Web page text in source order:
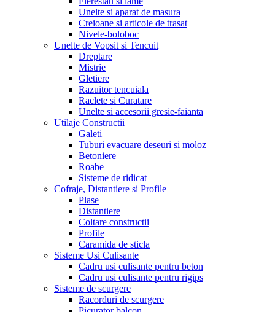
Unelte si aparat de masura
Creioane si articole de trasat
Nivele-boloboc
Unelte de Vopsit si Tencuit
Dreptare
Mistrie
Gletiere
Razuitor tencuiala
Raclete si Curatare
Unelte si accesorii gresie-faianta
Utilaje Constructii
Galeti
Tuburi evacuare deseuri si moloz
Betoniere
Roabe
Sisteme de ridicat
Cofraje, Distantiere si Profile
Plase
Distantiere
Coltare constructii
Profile
Caramida de sticla
Sisteme Usi Culisante
Cadru usi culisante pentru beton
Cadru usi culisante pentru rigips
Sisteme de scurgere
Racorduri de scurgere